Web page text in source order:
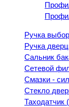
Ручка
Ручка
Сальник
Сетевой
Смазки -
Стекло
Таходатчик